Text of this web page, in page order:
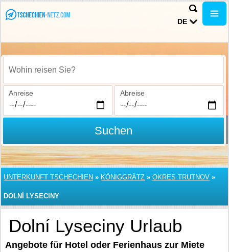
DE
Wohin reisen Sie?
Anreise Abreise
Suchen
UNTERKUNFT TSCHECHIEN » KÖNIGGRÄTZ » OKRES TRUTNOV »
DOLNÍ LYSECINY
Dolní Lyseciny Urlaub
Angebote für Hotel oder Ferienhaus zur Miete